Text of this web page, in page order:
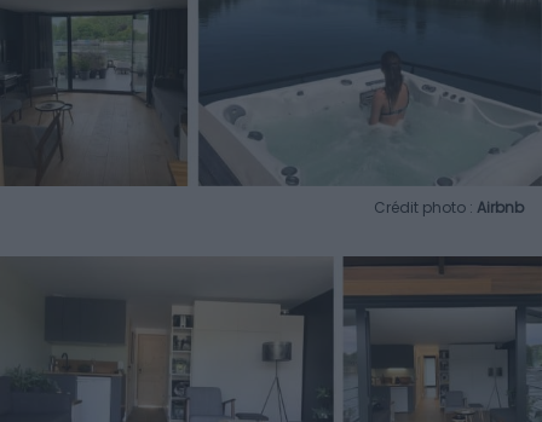
Crédit photo : Airbnb